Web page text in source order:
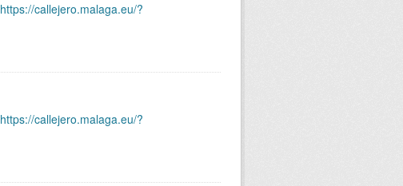
https://callejero.malaga.eu/?
https://callejero.malaga.eu/?